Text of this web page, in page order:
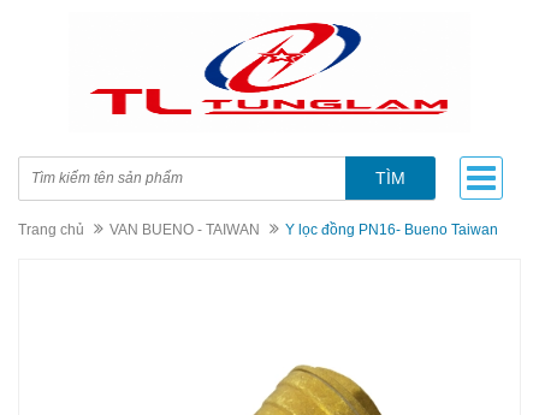
TÌM
Trang chủ VAN BUENO - TAIWAN Y lọc đồng PN16- Bueno Taiwan